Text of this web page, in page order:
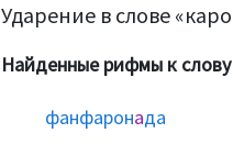
Ударение в слове
Найденные рифмы к слову
фанфаронада